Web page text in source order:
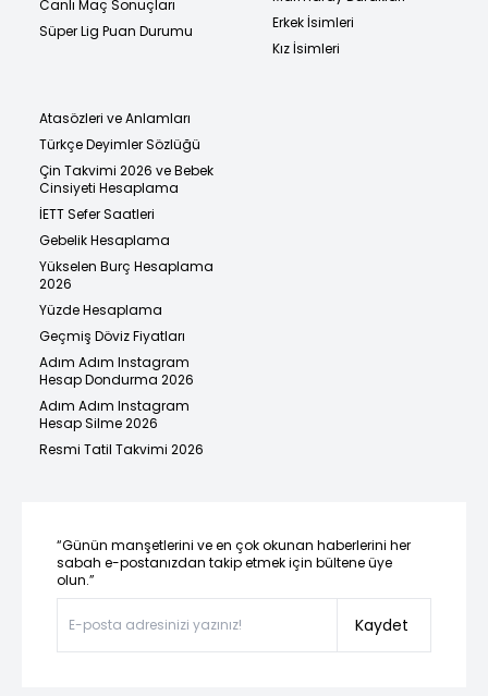
Canlı Maç Sonuçları
Süper Lig Puan Durumu
Erkek İsimleri
Kız İsimleri
Atasözleri ve Anlamları
Türkçe Deyimler Sözlüğü
Çin Takvimi 2026 ve Bebek
Cinsiyeti Hesaplama
İETT Sefer Saatleri
Gebelik Hesaplama
Yükselen Burç Hesaplama
2026
Yüzde Hesaplama
Geçmiş Döviz Fiyatları
Adım Adım Instagram
Hesap Dondurma 2026
Adım Adım Instagram
Hesap Silme 2026
Resmi Tatil Takvimi 2026
“Günün manşetlerini ve en çok okunan haberlerini her
sabah e-postanızdan takip etmek için bültene üye
olun.”
Kaydet